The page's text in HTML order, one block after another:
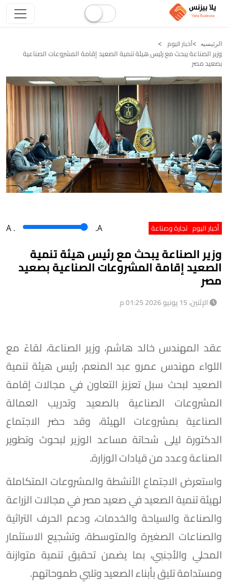
الرئيسيه أخبار اليوم
وزير الصناعة يبحث مع رئيس هيئة تنمية الصعيد إقامة المشروعات الصناعية
بصعيد مصر
أخبار اليوم تجارة وصناعة A . .A
وزير الصناعة يبحث مع رئيس هيئة تنمية
الصعيد إقامة المشروعات الصناعية بصعيد
مصر
الإثنين، 15 يونيو 2026 01:25 م
عقد المهندس خالد هاشم، وزير الصناعة، لقاءً مع
اللواء مهندس عمرو عبد المنعم، رئيس هيئة تنمية
الصعيد لبحث سبل تعزيز التعاون في مجالات إقامة
المشروعات الصناعية بالصعيد وتدريب العمالة
الصناعية بمشروعات الهيئة، وقد حضر الاجتماع
الدكتورة ليلى شحاتة مساعد الوزير لبحوث وتطوير
الصناعة وعدد من قيادات الوزارة.
واستعرض الاجتماع الأنشطة والمشروعات المتكاملة
لهيئة تنمية الصعيد في صعيد مصر في مجالات الزراعة
والصناعة والسياحة والخدمات، ودعم الحرف التراثية
والصناعات الصغيرة والمتوسطة، وتشجيع الاستثمار
المحلي والأجنبي، بما يضمن تحقيق تنمية متوازنة
ومستدامة تليق بأبناء الصعيد وتلبي طموحاتهم.